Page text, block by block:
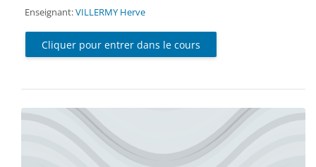
Enseignant:VILLERMY Herve
Cliquer pour entrer dans le cours